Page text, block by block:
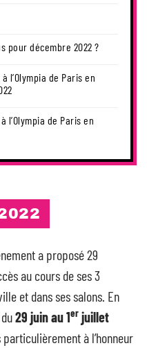
pour décembre 2022 ?
l’Olympia de Paris en
l’Olympia de Paris en
a proposé 29
au cours de ses 3
et dans ses salons. En
29 juin au 1er juillet
particulièrement à l’honneur